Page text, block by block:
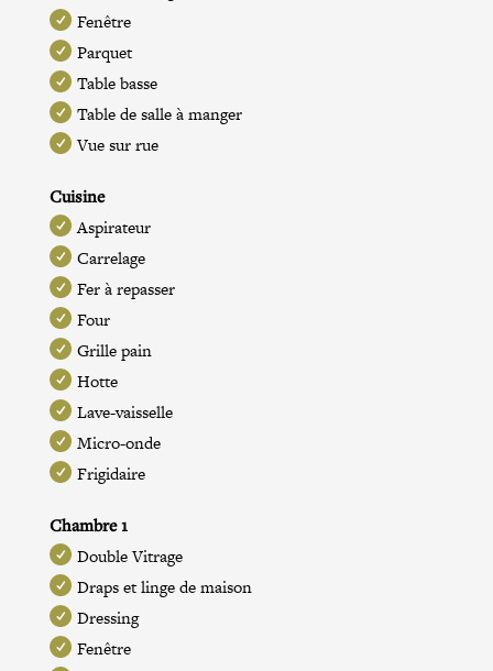
Fenêtre
Parquet
Table basse
Table de salle à manger
Vue sur rue
Cuisine
Aspirateur
Carrelage
Fer à repasser
Four
Grille pain
Hotte
Lave-vaisselle
Micro-onde
Frigidaire
Chambre 1
Double Vitrage
Draps et linge de maison
Dressing
Fenêtre